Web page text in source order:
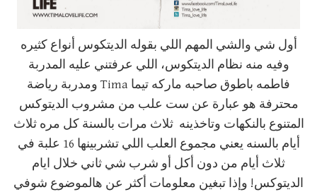
أول شي والشي المهم اللي بقوله الديتكوس أنواع كثيره
وفيه منه نظام الديتكوس، اللي عرفتني عليه المدربة
فاطمه باطوق صاحبه ماركه تيما Tima ومدربة رياضة
محترفة هو عبارة عن ست علب من مشروب الديتوكس
المتنوع بالنكهات وتاخذينه ثلاث مرات بالسنة كل مره ثلاث
أيام بالسنه يعني مجموع العلب اللي تشربينها 16 علبة في
ثلاث أيام من دون أكل أو شرب شي ثاني خلال ايام
الديتوكس! وإذا تبغين معلومات أكثر عن هالموضوع شوفي